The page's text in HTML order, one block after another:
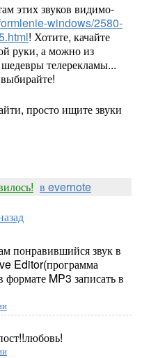
этих звуков видимо-
windows/2580-
! Хотите, качайте
руки, а можно из
телерекламы...
просто ищите звуки
в evernote
понравившийся звук в
Editor(программа
MP3 записать в